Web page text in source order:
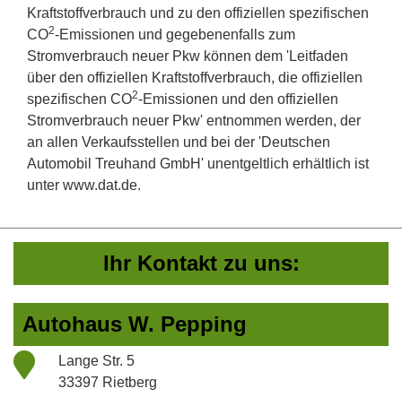
Kraftstoffverbrauch und zu den offiziellen spezifischen
CO2-Emissionen und gegebenenfalls zum
Stromverbrauch neuer Pkw können dem 'Leitfaden
über den offiziellen Kraftstoffverbrauch, die offiziellen
spezifischen CO2-Emissionen und den offiziellen
Stromverbrauch neuer Pkw' entnommen werden, der
an allen Verkaufsstellen und bei der 'Deutschen
Automobil Treuhand GmbH' unentgeltlich erhältlich ist
unter www.dat.de.
Ihr Kontakt zu uns:
Autohaus W. Pepping
Lange Str. 5
33397 Rietberg